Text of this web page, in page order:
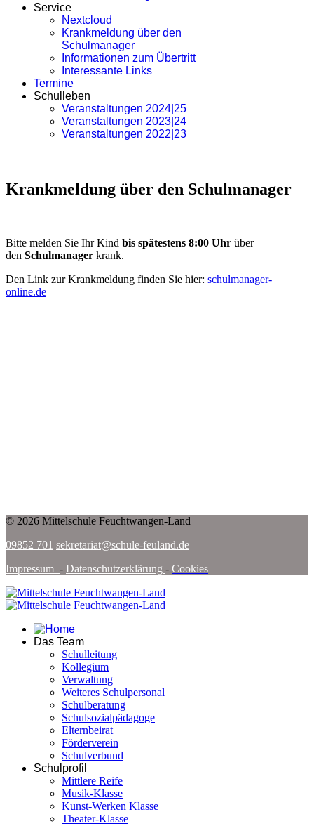
Service
Nextcloud
Krankmeldung über den
Schulmanager
Informationen zum Übertritt
Interessante Links
Termine
Schulleben
Veranstaltungen 2024|25
Veranstaltungen 2023|24
Veranstaltungen 2022|23
Krankmeldung über den Schulmanager
Bitte melden Sie Ihr Kind bis spätestens 8:00 Uhr über
den Schulmanager krank.
Den Link zur Krankmeldung finden Sie hier: schulmanager-
online.de
© 2026 Mittelschule Feuchtwangen-Land
09852 701 sekretariat@schule-feuland.de
Impressum - Datenschutzerklärung - Cookies
Das Team
Schulleitung
Kollegium
Verwaltung
Weiteres Schulpersonal
Schulberatung
Schulsozialpädagoge
Elternbeirat
Förderverein
Schulverbund
Schulprofil
Mittlere Reife
Musik-Klasse
Kunst-Werken Klasse
Theater-Klasse